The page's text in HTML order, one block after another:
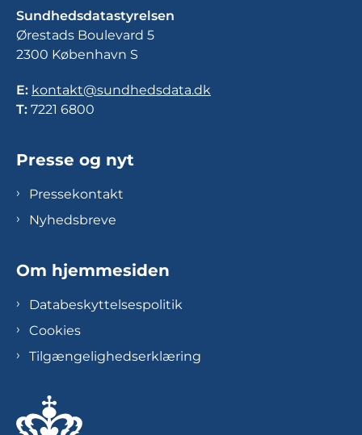
Sundhedsdatastyrelsen
Ørestads Boulevard 5
2300 København S
E: kontakt@sundhedsdata.dk
T: 7221 6800
Presse og nyt
Pressekontakt
Nyhedsbreve
Om hjemmesiden
Databeskyttelsespolitik
Cookies
Tilgængelighedserklæring